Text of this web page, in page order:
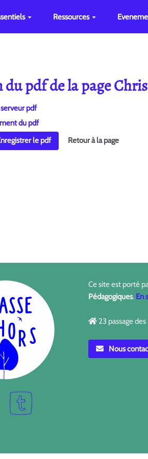
Ressources
du pdf de la page
pdf
du pdf
le pdf Retour à la page
Ce site est porté
Pédagogiques. En
23 passage
Nous